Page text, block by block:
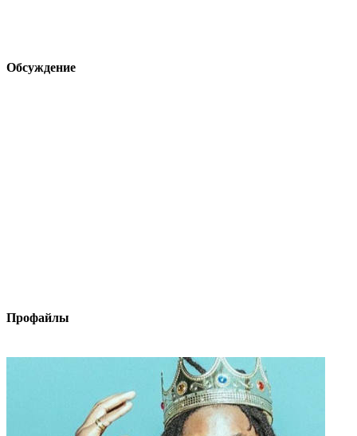
Обсуждение
Профайлы